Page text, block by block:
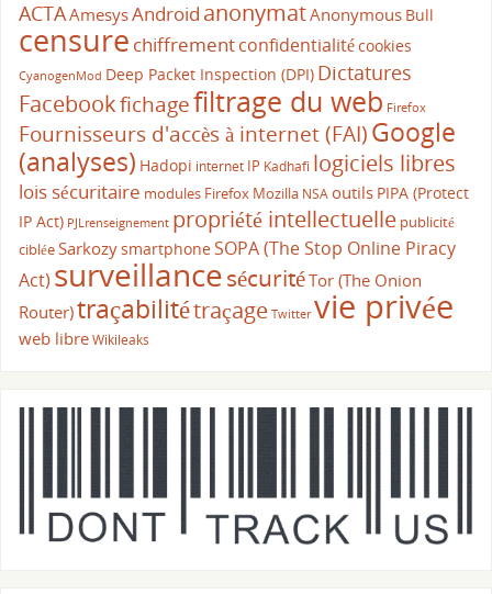
ACTAAmesysAndroid anonymatAnonymous Bull
censure chiffrementconfidentialitécookies
CyanogenMod Deep Packet Inspection (DPI) Dictatures
Facebookfichagefiltrage du web Firefox
Fournisseurs d'accès à internet (FAI)Google
(analyses) Hadopi internet IP Kadhafi logiciels libres
lois sécuritaire modules Firefox Mozilla NSA outils PIPA (Protect
IP Act) PJLrenseignement propriété intellectuelle publicité
cibléeSarkozysmartphoneSOPA (The Stop Online Piracy
Act) surveillancesécuritéTor (The Onion
Router)traçabilitétraçage Twitter vie privée
web libreWikileaks